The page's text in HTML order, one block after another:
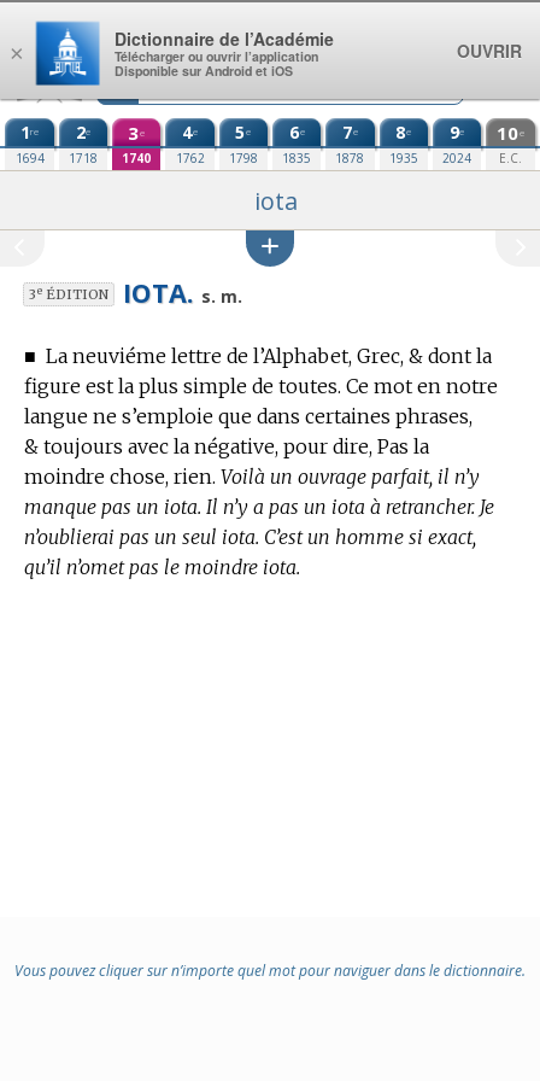
Aller au contenu
1re
1694
2e
1718
3e
1740
4e
1762
5e
1798
6e
1835
7e
1878
8e
1935
9e
2024
10e
E.C.
iota
3eÉDITION IOTA. s. m.
■ La neuviéme lettre de l’Alphabet, Grec, & dont la
figure est la plus simple de toutes. Ce mot en notre
langue ne s’emploie que dans certaines phrases,
& toujours avec la négative, pour dire, Pas la
moindre chose, rien. Voilà un ouvrage parfait, il n’y
manque pas un iota. Il n’y a pas un iota à retrancher. Je
n’oublierai pas un seul iota. C’est un homme si exact,
qu’il n’omet pas le moindre iota.
Vous pouvez cliquer sur n’importe quel mot pour naviguer dans le dictionnaire.
×
Dictionnaire de l’Académie
Télécharger ou ouvrir l’application
Disponible sur Android et iOS
OUVRIR